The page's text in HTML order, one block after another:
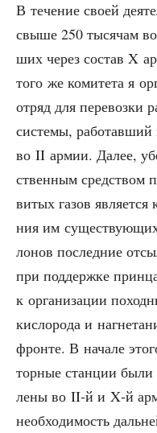
В тече­ние сво­ей
свы­ше 250 тыся­чам
ших через состав X
того же коми­те­та я
отряд для пере­воз­ки
систе­мы, рабо­тав­ший
во II армии. Далее,
ствен­ным
ви­тых газов
ния им
ло­нов послед­ние
при под­держ­ке
к орга­ни­за­ции
кис­ло­ро­да и
фрон­те. В нача­ле
тор­ные стан­ции
ле­ны во II‑й и X‑й
необ­хо­ди­мость